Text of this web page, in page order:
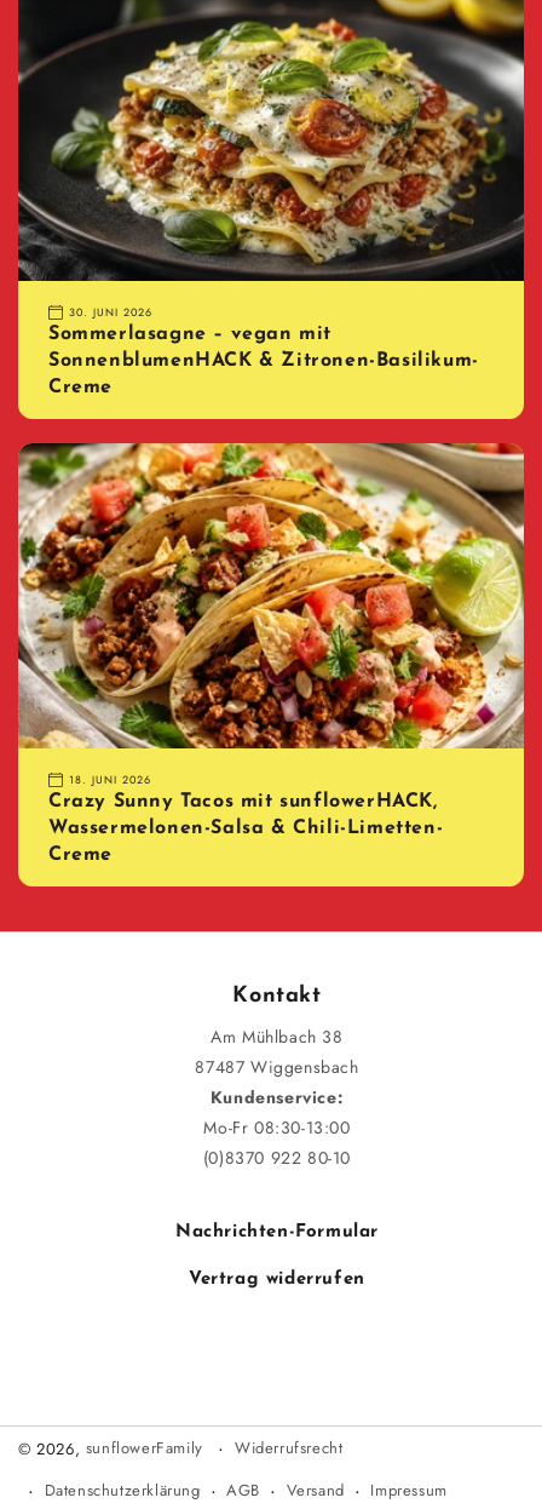
30. JUNI 2026
Sommerlasagne – vegan mit
SonnenblumenHACK & Zitronen-Basilikum-
Creme
18. JUNI 2026
Crazy Sunny Tacos mit sunflowerHACK,
Wassermelonen-Salsa & Chili-Limetten-
Creme
Kontakt
Am Mühlbach 38
87487 Wiggensbach
Kundenservice:
Mo-Fr 08:30-13:00
(0)8370 922 80-10
Nachrichten-Formular
Vertrag widerrufen
© 2026, sunflowerFamily
Widerrufsrecht
Datenschutzerklärung
AGB Versand Impressum